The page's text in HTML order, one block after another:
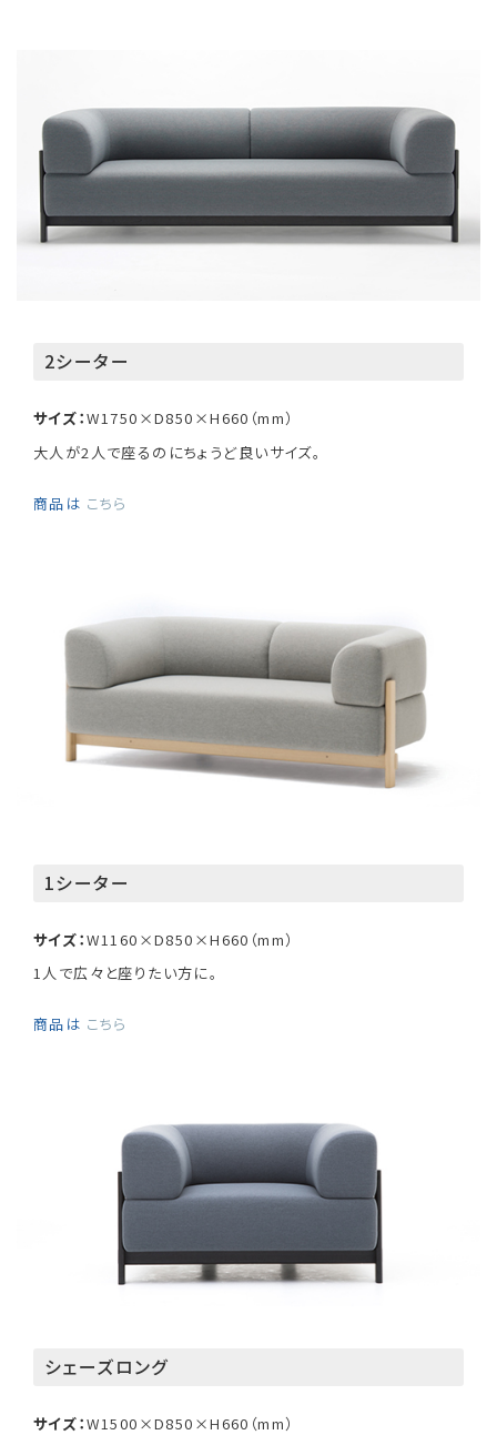
2シーター
サイズ：W1750×D850×H660（mm）
大人が2人で座るのにちょうど良いサイズ。
商品は こちら
1シーター
サイズ：W1160×D850×H660（mm）
1人で広々と座りたい方に。
商品は こちら
シェーズロング
サイズ：W1500×D850×H660（mm）